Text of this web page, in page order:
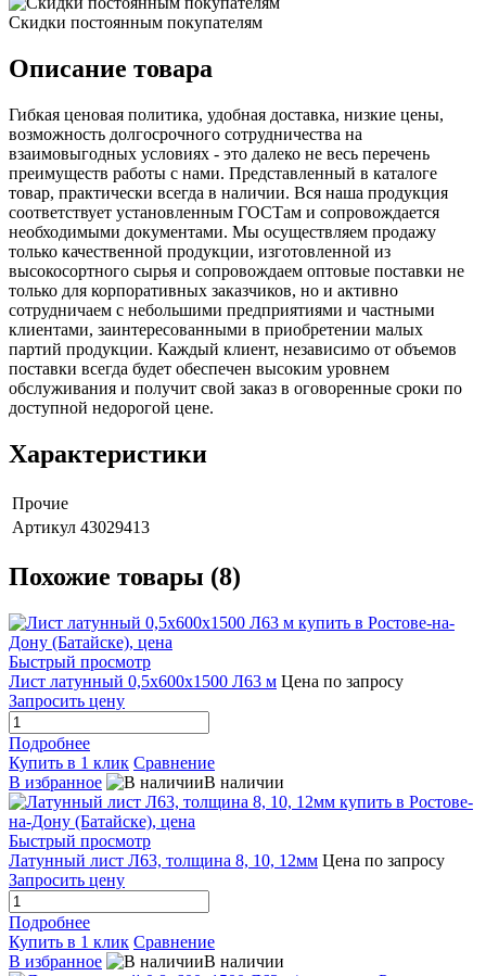
Скидки постоянным покупателям
Описание товара
Гибкая ценовая политика, удобная доставка, низкие цены,
возможность долгосрочного сотрудничества на
взаимовыгодных условиях - это далеко не весь перечень
преимуществ работы с нами. Представленный в каталоге
товар, практически всегда в наличии. Вся наша продукция
соответствует установленным ГОСТам и сопровождается
необходимыми документами. Мы осуществляем продажу
только качественной продукции, изготовленной из
высокосортного сырья и сопровождаем оптовые поставки не
только для корпоративных заказчиков, но и активно
сотрудничаем с небольшими предприятиями и частными
клиентами, заинтересованными в приобретении малых
партий продукции. Каждый клиент, независимо от объемов
поставки всегда будет обеспечен высоким уровнем
обслуживания и получит свой заказ в оговоренные сроки по
доступной недорогой цене.
Характеристики
Прочие
Артикул 43029413
Похожие товары (8)
Быстрый просмотр
Лист латунный 0,5х600х1500 Л63 м Цена по запросу
Запросить цену
Подробнее
Купить в 1 клик Сравнение
В избранное
В наличии
Быстрый просмотр
Латунный лист Л63, толщина 8, 10, 12мм Цена по запросу
Запросить цену
Подробнее
Купить в 1 клик Сравнение
В избранное
В наличии